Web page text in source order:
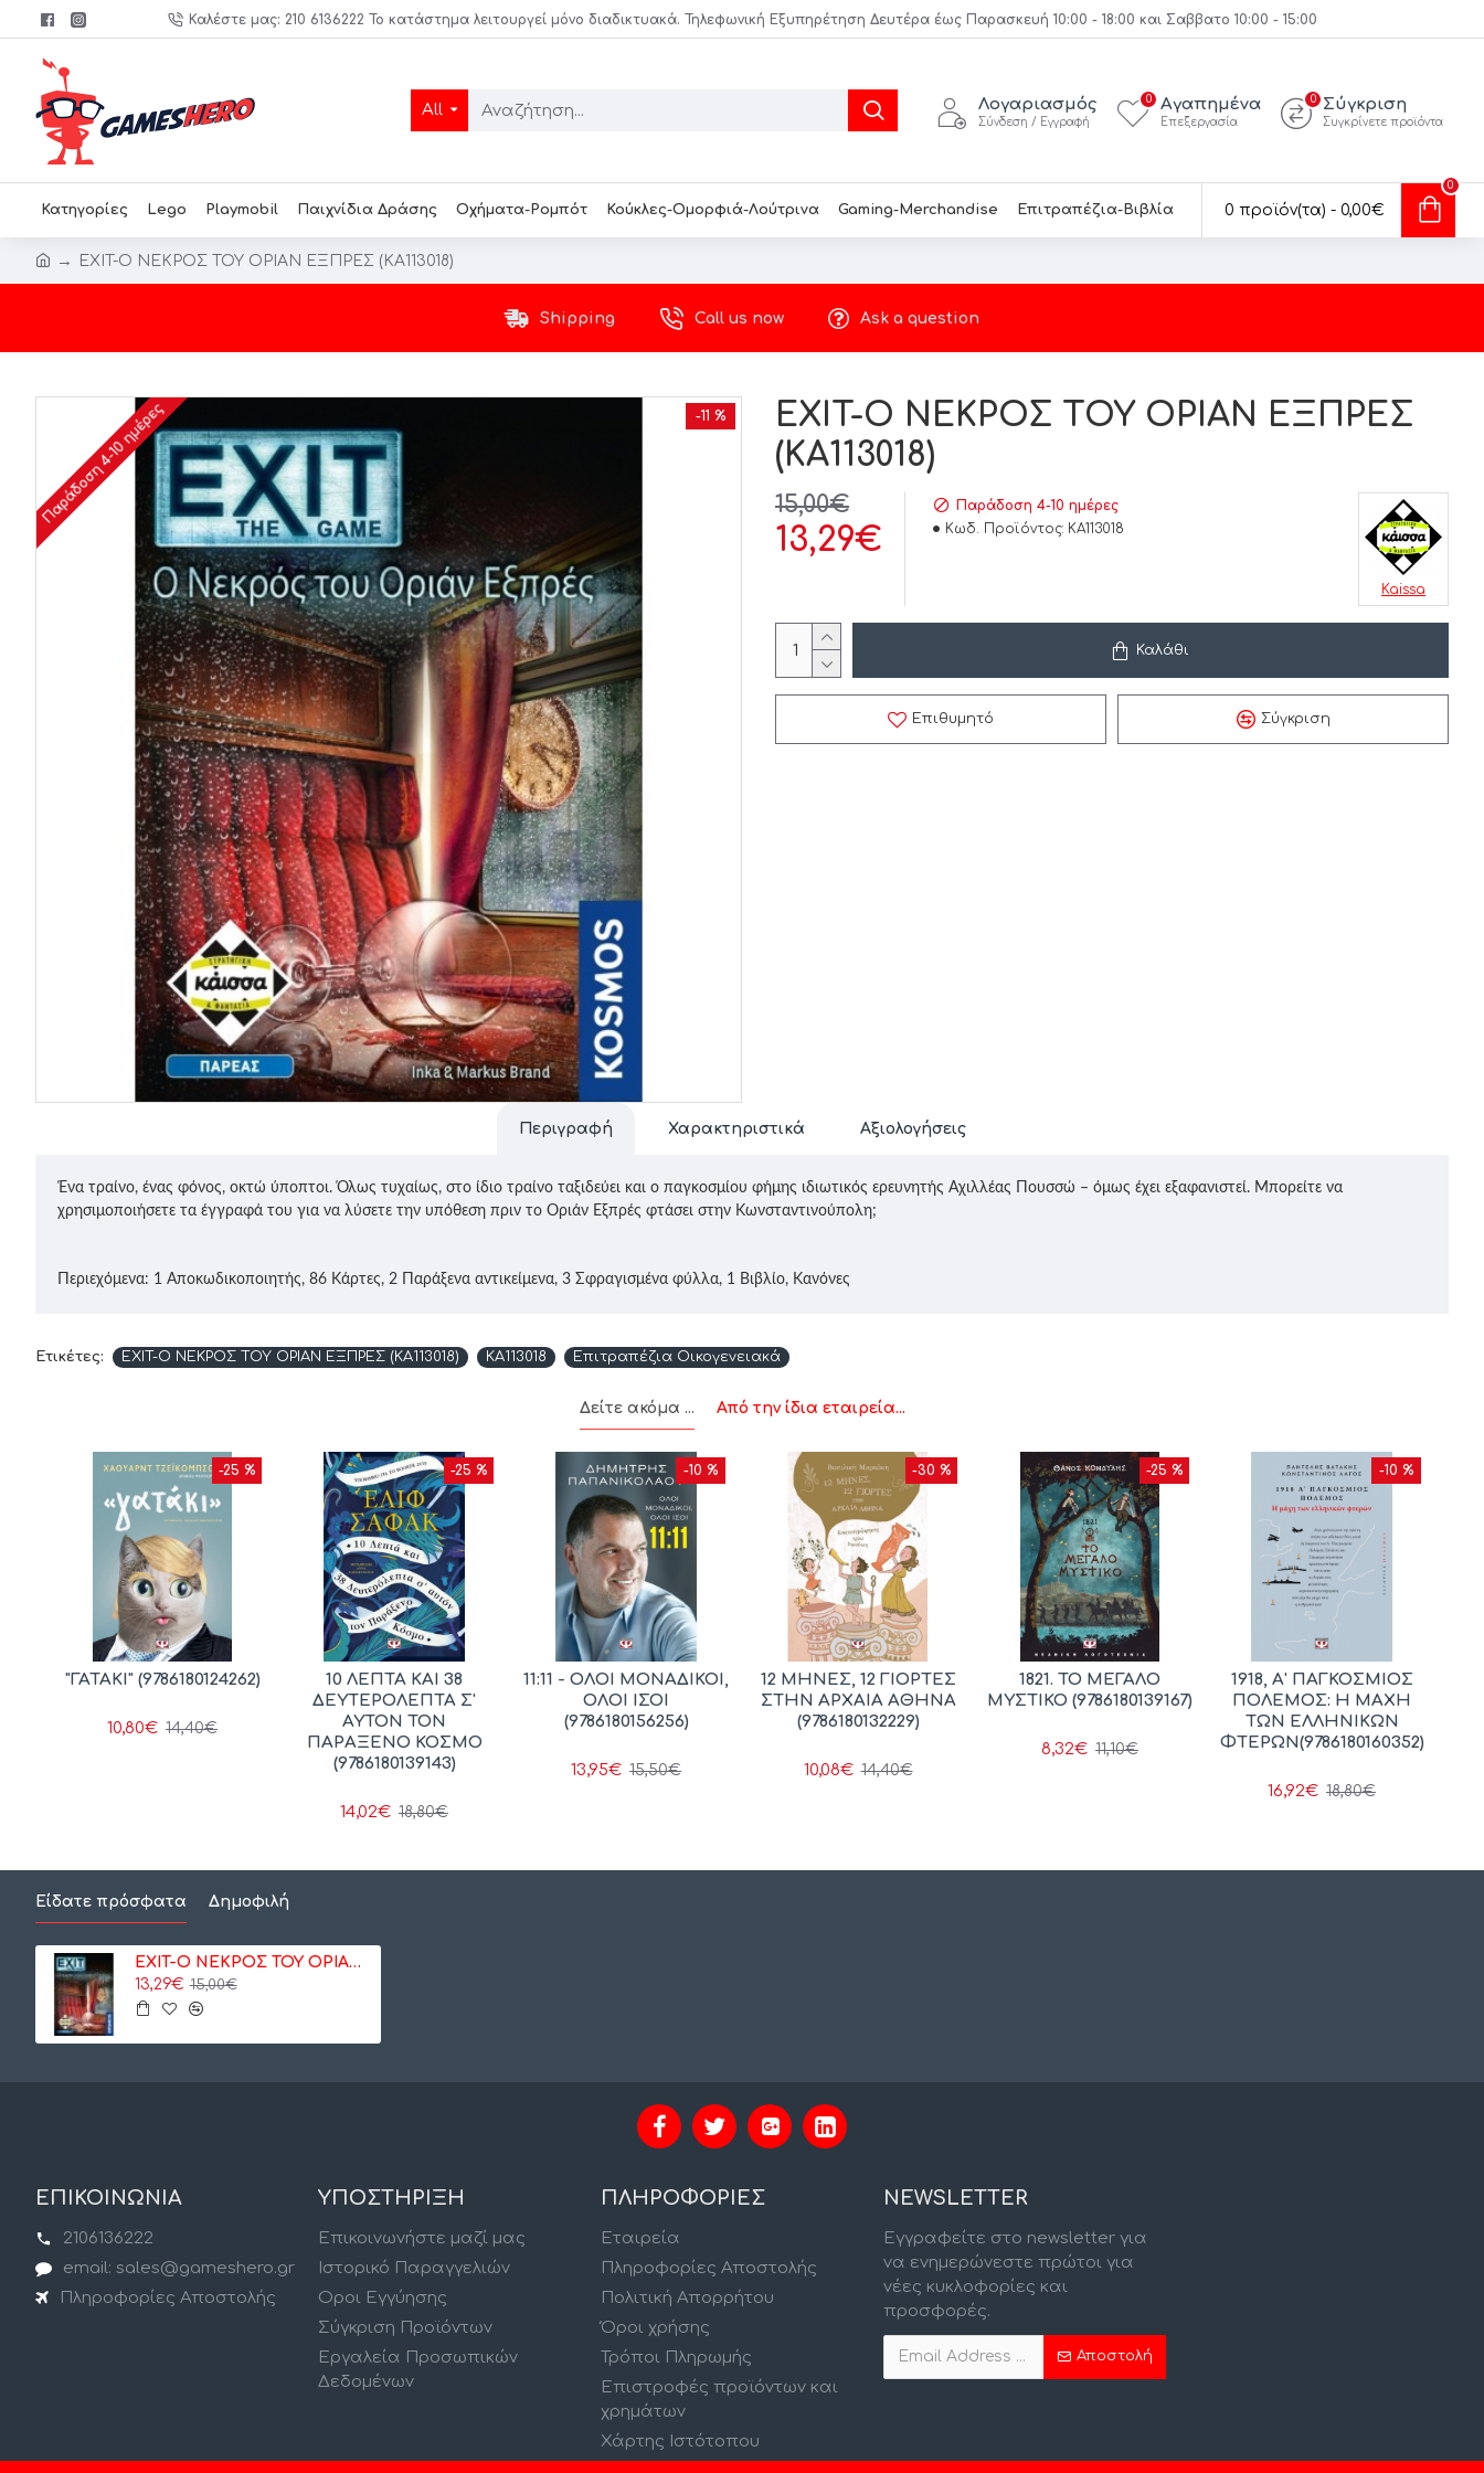
Καλέστε μας: 210 6136222 Το κατάστημα λειτουργεί μόνο διαδικτυακά. Τηλεφωνική Εξυπηρέτηση Δευτέρα έως Παρασκευή 10:00 - 18:00 και Σαββατο 10:00 - 15:00
All Λογαριασμός
Σύνδεση / Εγγραφή
Αγαπημένα
Επεξεργασία
0 Σύγκριση
Συγκρίνετε προϊόντα
0
Κατηγορίες Lego Playmobil Παιχνίδια Δράσης Οχήματα-Ρομπότ Κούκλες-Ομορφιά-Λούτρινα Gaming-Merchandise Επιτραπέζια-Βιβλία 0 προϊόν(τα) - 0,00€
0
EXIT-Ο ΝΕΚΡΟΣ ΤΟΥ ΟΡΙΑΝ ΕΞΠΡΕΣ (KA113018)
Shipping Call us now Ask a question
-11 %
Παράδοση 4-10 ημέρες
EXIT-Ο ΝΕΚΡΟΣ ΤΟΥ ΟΡΙΑΝ ΕΞΠΡΕΣ
(KA113018)
13,29€
15,00€
Παράδοση 4-10 ημέρες
Κωδ. Προϊόντος: KA113018
Kaissa
Καλάθι
Επιθυμητό Σύγκριση
Περιγραφή Χαρακτηριστικά Αξιολογήσεις
Ένα τραίνο, ένας φόνος, οκτώ ύποπτοι. Όλως τυχαίως, στο ίδιο τραίνο ταξιδεύει και ο παγκοσμίου φήμης ιδιωτικός ερευνητής Αχιλλέας Πουσσώ – όμως έχει εξαφανιστεί. Μπορείτε να
χρησιμοποιήσετε τα έγγραφά του για να λύσετε την υπόθεση πριν το Οριάν Εξπρές φτάσει στην Κωνσταντινούπολη;
Περιεχόμενα: 1 Αποκωδικοποιητής, 86 Κάρτες, 2 Παράξενα αντικείμενα, 3 Σφραγισμένα φύλλα, 1 Βιβλίο, Κανόνες
Ετικέτες: EXIT-Ο ΝΕΚΡΟΣ ΤΟΥ ΟΡΙΑΝ ΕΞΠΡΕΣ (KA113018) KA113018 Επιτραπέζια Οικογενειακά
Δείτε ακόμα ... Από την ίδια εταιρεία...
-25 %
"ΓΑΤΑΚΙ" (9786180124262)
10,80€ 14,40€
-25 %
10 ΛΕΠΤΑ ΚΑΙ 38
ΔΕΥΤΕΡΟΛΕΠΤΑ Σ'
ΑΥΤΟΝ ΤΟΝ
ΠΑΡΑΞΕΝΟ ΚΟΣΜΟ
(9786180139143)
14,02€ 18,80€
-10 %
11:11 - ΟΛΟΙ ΜΟΝΑΔΙΚΟΙ,
ΟΛΟΙ ΙΣΟΙ
(9786180156256)
13,95€ 15,50€
-30 %
12 ΜΗΝΕΣ, 12 ΓΙΟΡΤΕΣ
ΣΤΗΝ ΑΡΧΑΙΑ ΑΘΗΝΑ
(9786180132229)
10,08€ 14,40€
-25 %
1821. ΤΟ ΜΕΓΑΛΟ
ΜΥΣΤΙΚΟ (9786180139167)
8,32€ 11,10€
-10 %
1918, Α' ΠΑΓΚΟΣΜΙΟΣ
ΠΟΛΕΜΟΣ: Η ΜΑΧΗ
ΤΩΝ ΕΛΛΗΝΙΚΩΝ
ΦΤΕΡΩΝ(9786180160352)
16,92€ 18,80€
Είδατε πρόσφατα Δημοφιλή
EXIT-Ο ΝΕΚΡΟΣ ΤΟΥ ΟΡΙΑΝ ΕΞΠΡΕΣ (KA113018)
13,29€ 15,00€
ΕΠΙΚΟΙΝΩΝΙΑ
2106136222
email: sales@gameshero.gr
Πληροφορίες Αποστολής
ΥΠΟΣΤΗΡΙΞΗ
Επικοινωνήστε μαζί μας
Ιστορικό Παραγγελιών
Οροι Εγγύησης
Σύγκριση Προϊόντων
Εργαλεία Προσωπικών
Δεδομένων
ΠΛΗΡΟΦΟΡΙΕΣ
Εταιρεία
Πληροφορίες Αποστολής
Πολιτική Απορρήτου
Όροι χρήσης
Τρόποι Πληρωμής
Επιστροφές προϊόντων και
χρημάτων
Χάρτης Ιστότοπου
NEWSLETTER
Εγγραφείτε στο newsletter για
να ενημερώνεστε πρώτοι για
νέες κυκλοφορίες και
προσφορές.
Αποστολή